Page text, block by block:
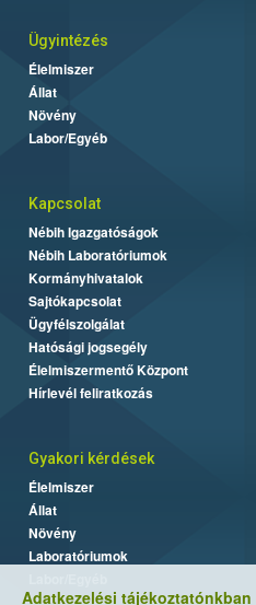
Adatkezelési tájékoztatónkban
Ügyintézés
Élelmiszer
Állat
Növény
Labor/Egyéb
Kapcsolat
Nébih Igazgatóságok
Nébih Laboratóriumok
Kormányhivatalok
Sajtókapcsolat
Ügyfélszolgálat
Hatósági jogsegély
Élelmiszermentő Központ
Hírlevél feliratkozás
Gyakori kérdések
Élelmiszer
Állat
Növény
Laboratóriumok